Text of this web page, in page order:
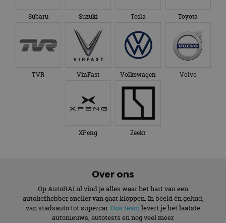
Subaru Suzuki Tesla Toyota
TVR VinFast Volkswagen Volvo
XPeng Zeekr
Over ons
Op AutoRAI.nl vind je alles waar het hart van een
autoliefhebber sneller van gaat kloppen. In beeld én geluid,
van stadsauto tot supercar. Ons teamlevert je het laatste
autonieuws, autotests en nog veel meer.